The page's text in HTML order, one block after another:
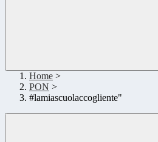
Home >
PON >
#lamiascuolaccogliente"